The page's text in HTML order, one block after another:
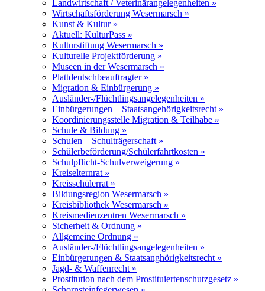
Landwirtschaft / Veterinärangelegenheiten »
Wirtschaftsförderung Wesermarsch »
Kunst & Kultur »
Aktuell: KulturPass »
Kulturstiftung Wesermarsch »
Kulturelle Projektförderung »
Museen in der Wesermarsch »
Plattdeutschbeauftragter »
Migration & Einbürgerung »
Ausländer-/Flüchtlingsangelegenheiten »
Einbürgerungen – Staatsangehörigkeitsrecht »
Koordinierungsstelle Migration & Teilhabe »
Schule & Bildung »
Schulen – Schulträgerschaft »
Schülerbeförderung/Schülerfahrtkosten »
Schulpflicht-Schulverweigerung »
Kreiselternrat »
Kreisschülerrat »
Bildungsregion Wesermarsch »
Kreisbibliothek Wesermarsch »
Kreismedienzentren Wesermarsch »
Sicherheit & Ordnung »
Allgemeine Ordnung »
Ausländer-/Flüchtlingsangelegenheiten »
Einbürgerungen & Staatsanghörigkeitsrecht »
Jagd- & Waffenrecht »
Prostitution nach dem Prostituiertenschutzgesetz »